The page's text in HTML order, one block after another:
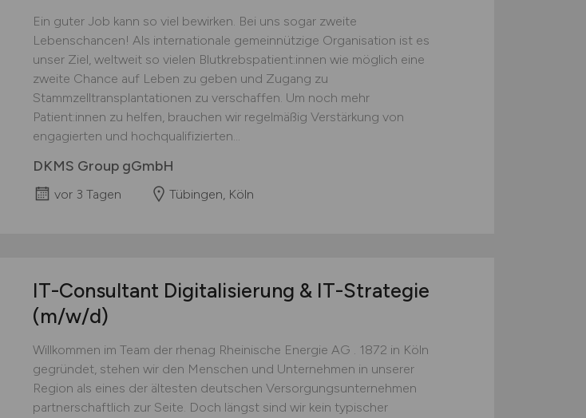
Ein guter Job kann so viel bewirken. Bei uns sogar zweite
Lebenschancen! Als internationale gemeinnützige Organisation ist es
unser Ziel, weltweit so vielen Blutkrebspatient:innen wie möglich eine
zweite Chance auf Leben zu geben und Zugang zu
Stammzelltransplantationen zu verschaffen. Um noch mehr
Patient:innen zu helfen, brauchen wir regelmäßig Verstärkung von
engagierten und hochqualifizierten...
DKMS Group gGmbH
vor 3 Tagen Tübingen, Köln
IT-Consultant Digitalisierung & IT-Strategie
(m/w/d)
Willkommen im Team der rhenag Rheinische Energie AG . 1872 in Köln
gegründet, stehen wir den Menschen und Unternehmen in unserer
Region als eines der ältesten deutschen Versorgungsunternehmen
partnerschaftlich zur Seite. Doch längst sind wir kein typischer